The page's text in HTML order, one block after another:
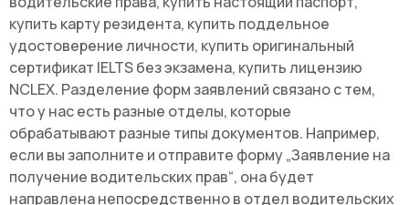
купить карту резидента, купить поддельное
удостоверение личности, купить оригинальный
сертификат IELTS без экзамена, купить лицензию
NCLEX. Разделение форм заявлений связано с тем,
что у нас есть разные отделы, которые
обрабатывают разные типы документов. Например,
если вы заполните и отправите форму „Заявление на
получение водительских прав“, она будет
направлена непосредственно в отдел водительских